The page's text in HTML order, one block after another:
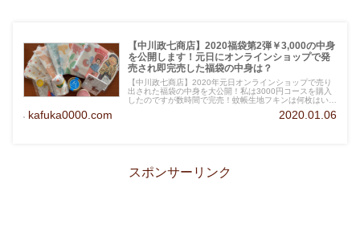
【中川政七商店】2020福袋第2弾￥3,000の中身
を公開します！元日にオンラインショップで発
売され即完売した福袋の中身は？
【中川政七商店】2020年元日オンラインショップで売り
出された福袋の中身を大公開！私は3000円コースを購入
したのですが数時間で完売！蚊帳生地フキンは何枚はいっ
kafuka0000.com 2020.01.06
スポンサーリンク